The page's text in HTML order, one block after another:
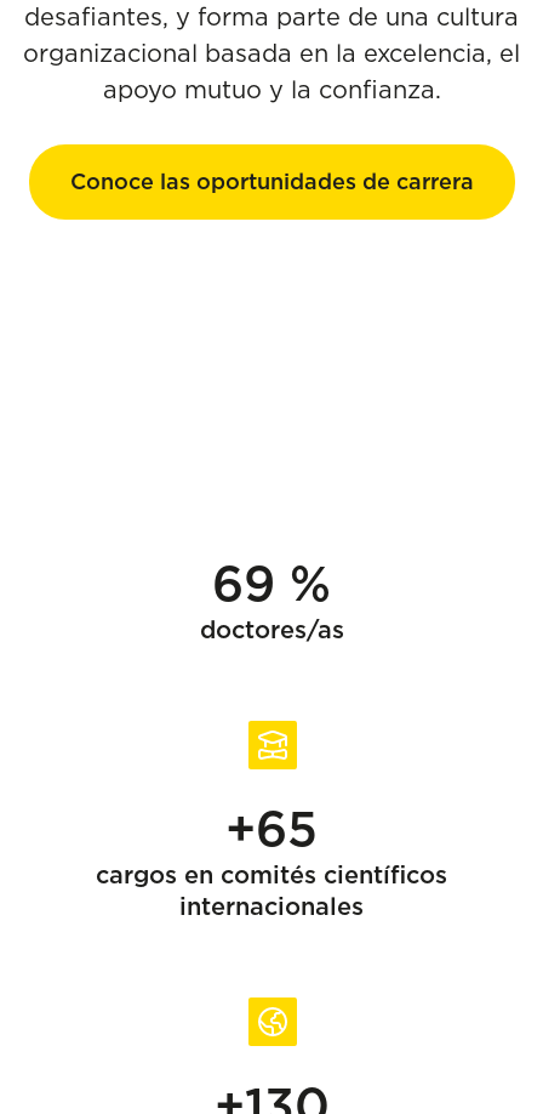
desafiantes, y forma parte de una cultura
organizacional basada en la excelencia, el
apoyo mutuo y la confianza.
Conoce las oportunidades de carrera
69 %
doctores/as
+65
cargos en comités científicos
internacionales